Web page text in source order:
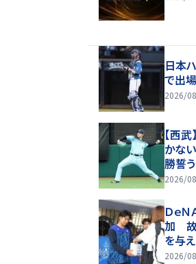
日本
で出
2026/
【西
かな
勝誓う
2026/
Ｄｅ
加 故
を与
１０
2026/